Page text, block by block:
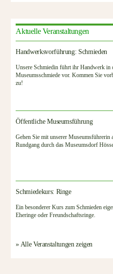
Aktuelle Veranstaltungen
Handwerksvorführung: Schmieden
Unsere Schmiedin führt ihr Handwerk in
Museumsschmiede vor. Kommen Sie
zu!
Öffentliche Museumsführung
Gehen Sie mit unserer Museumsführerin
Rundgang durch das Museumsdorf
Schmiedekurs: Ringe
Ein besonderer Kurs zum Schmieden
Eheringe oder Freundschaftsringe.
» Alle Veranstaltungen zeigen